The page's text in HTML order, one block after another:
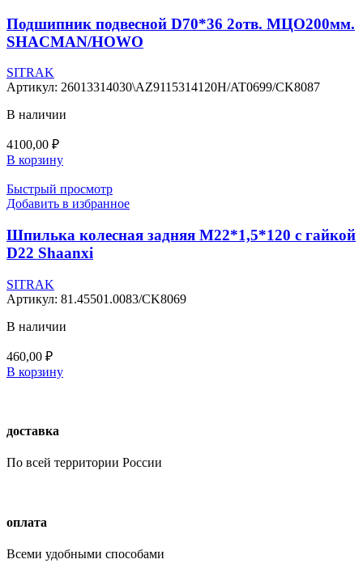
Подшипник подвесной D70*36 2отв. МЦО200мм.
SHACMAN/HOWO
SITRAK
Артикул: 26013314030\AZ9115314120H/AT0699/CK8087
В наличии
4100,00 ₽
В корзину
Быстрый просмотр
Добавить в избранное
Шпилька колесная задняя М22*1,5*120 с гайкой
D22 Shaanxi
SITRAK
Артикул: 81.45501.0083/CK8069
В наличии
460,00 ₽
В корзину
доставка
По всей территории России
оплата
Всеми удобными способами